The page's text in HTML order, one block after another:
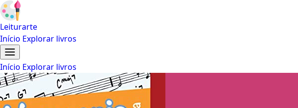
Leiturarte
Início Explorar livros
Início Explorar livros